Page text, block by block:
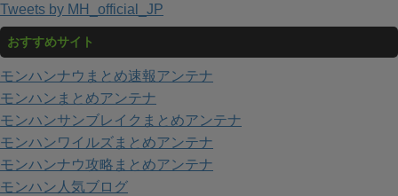
Tweets by MH_official_JP
おすすめサイト
モンハンナウまとめ速報アンテナ
モンハンまとめアンテナ
モンハンサンブレイクまとめアンテナ
モンハンワイルズまとめアンテナ
モンハンナウ攻略まとめアンテナ
モンハン人気ブログ